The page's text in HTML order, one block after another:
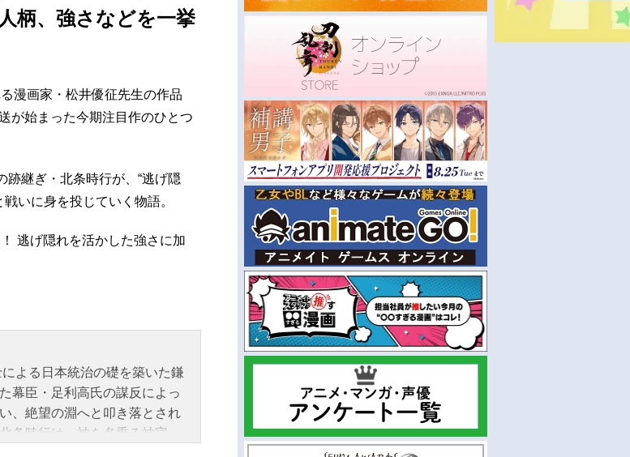
柄、強さなどを一挙
漫画家・松井優征先生の作品
が始まった今期注目作のひとつ
継ぎ・北条時行が、“逃げ隠
いに身を投じていく物語。
逃げ隠れを活かした強さに加
よる日本統治の礎を築いた鎌
幕臣・足利高氏の謀反によっ
、絶望の淵へと叩き落とされ
条時行は、神を名乗る神官・